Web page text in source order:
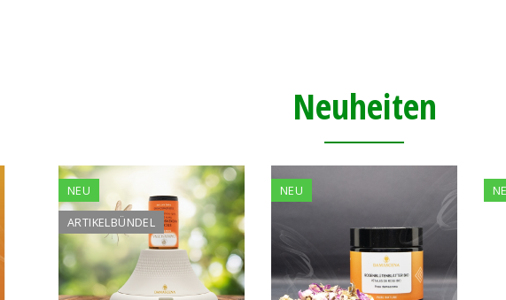
Neuheiten
NEU
ARTIKELBÜNDEL
NEU